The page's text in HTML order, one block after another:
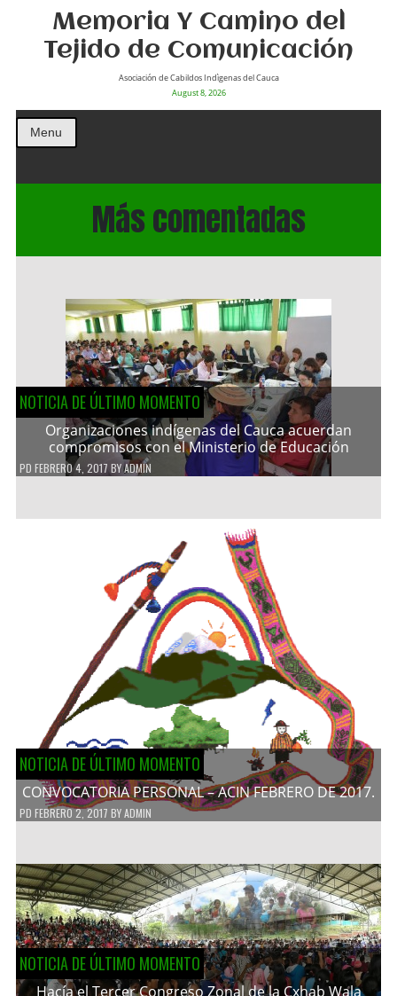
Memoria Y Camino del
Tejido de Comunicación
Asociación de Cabildos Indìgenas del Cauca
August 8, 2026
Menu
Más comentadas
NOTICIA DE ÚLTIMO MOMENTO
Organizaciones indígenas del Cauca acuerdan
compromisos con el Ministerio de Educación
PD FEBRERO 4, 2017 BYADMIN
NOTICIA DE ÚLTIMO MOMENTO
CONVOCATORIA PERSONAL – ACIN FEBRERO DE 2017.
PD FEBRERO 2, 2017 BYADMIN
NOTICIA DE ÚLTIMO MOMENTO
Hacía el Tercer Congreso Zonal de la Cxhab Wala